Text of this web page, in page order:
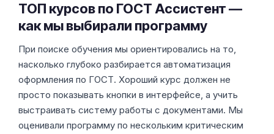
ТОП курсов по ГОСТ Ассистент —
как мы выбирали программу
При поиске обучения мы ориентировались на то,
насколько глубоко разбирается автоматизация
оформления по ГОСТ. Хороший курс должен не
просто показывать кнопки в интерфейсе, а учить
выстраивать систему работы с документами. Мы
оценивали программу по нескольким критическим